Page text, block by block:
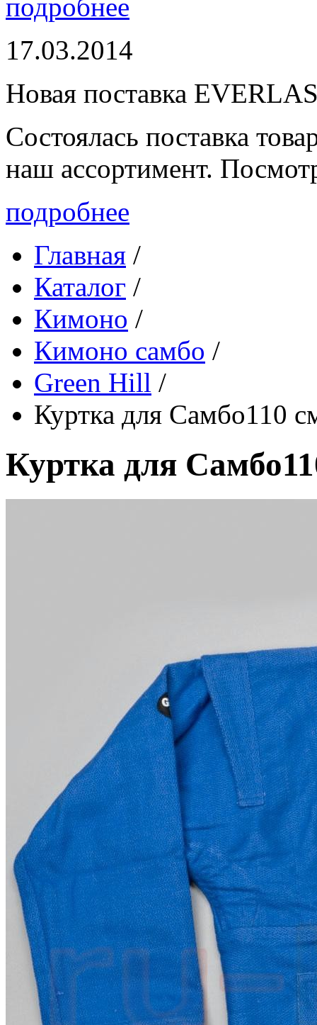
подробнее
17.03.2014
Новая поставка
Состоялась поставка
наш ассортимент.
подробнее
Главная /
Каталог /
Кимоно /
Кимоно самбо /
Green Hill /
Куртка для Самбо110
Куртка для